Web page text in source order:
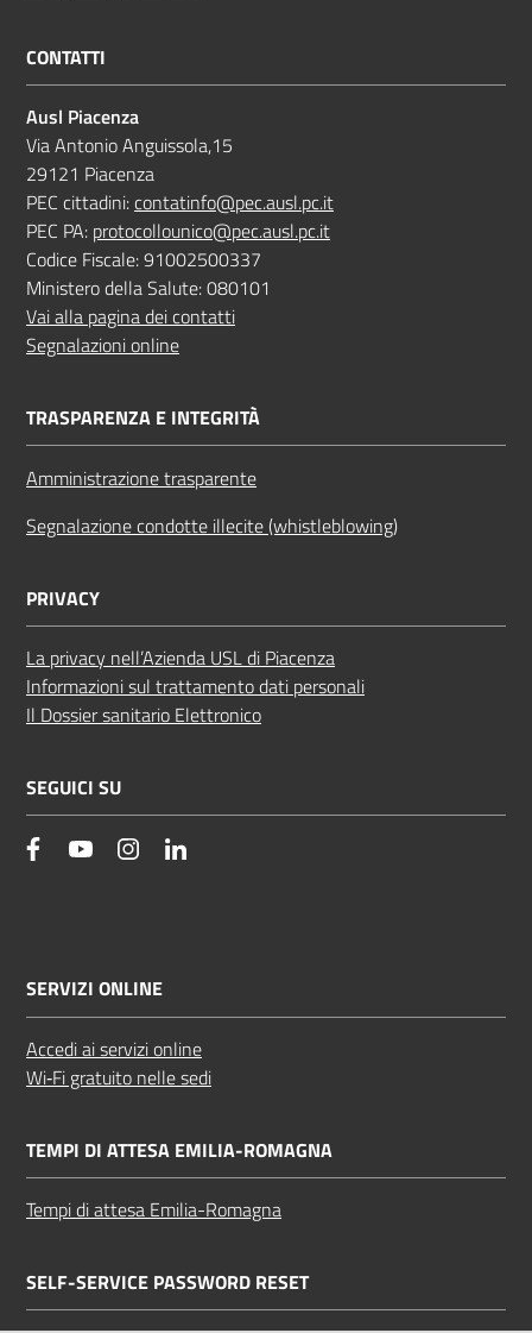
CONTATTI
Ausl Piacenza
Via Antonio Anguissola,15
29121 Piacenza
PEC cittadini:contatinfo@pec.ausl.pc.it
PEC PA: protocollounico@pec.ausl.pc.it
Codice Fiscale: 91002500337
Ministero della Salute: 080101
Vai alla pagina dei contatti
Segnalazioni online
TRASPARENZA E INTEGRITÀ
Amministrazione trasparente
Segnalazione condotte illecite (whistleblowing)
PRIVACY
La privacy nell’Azienda USL di Piacenza
Informazioni sul trattamento dati personali
Il Dossier sanitario Elettronico
SEGUICI SU
facebookYouTube Instagram
SERVIZI ONLINE
Accedi ai servizi online
Wi‑Fi gratuito nelle sedi
TEMPI DI ATTESA EMILIA-ROMAGNA
Tempi di attesa Emilia-Romagna
SELF-SERVICE PASSWORD RESET